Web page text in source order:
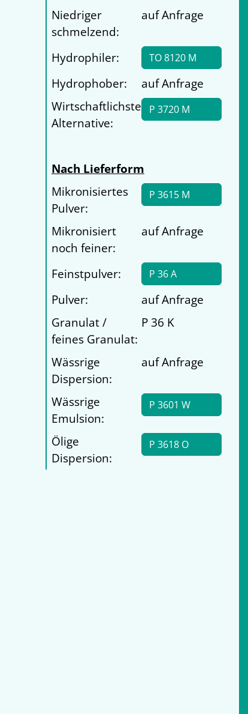
Niedriger
schmelzend:
auf Anfrage
Hydrophiler: TO 8120 M
Hydrophober:
auf Anfrage
Wirtschaftlichste
Alternative:
P 3720 M
Nach Lieferform
Mikronisiertes
Pulver:
P 3615 M
Mikronisiert
noch feiner:
auf Anfrage
Feinstpulver: P 36 A
Pulver:
auf Anfrage
Granulat /
feines Granulat:
P 36 K
Wässrige
Dispersion:
auf Anfrage
Wässrige
Emulsion:
P 3601 W
Ölige
Dispersion:
P 3618 O